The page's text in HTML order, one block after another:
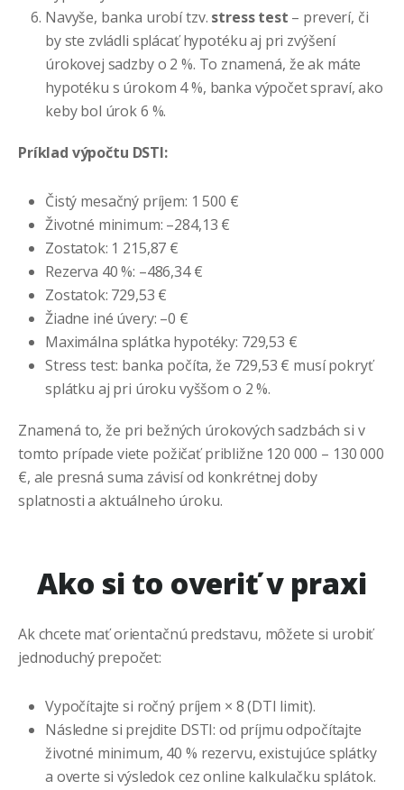
Navyše, banka urobí tzv. stress test – preverí, či
by ste zvládli splácať hypotéku aj pri zvýšení
úrokovej sadzby o 2 %. To znamená, že ak máte
hypotéku s úrokom 4 %, banka výpočet spraví, ako
keby bol úrok 6 %.
Príklad výpočtu DSTI:
Čistý mesačný príjem: 1 500 €
Životné minimum: –284,13 €
Zostatok: 1 215,87 €
Rezerva 40 %: –486,34 €
Zostatok: 729,53 €
Žiadne iné úvery: –0 €
Maximálna splátka hypotéky: 729,53 €
Stress test: banka počíta, že 729,53 € musí pokryť
splátku aj pri úroku vyššom o 2 %.
Znamená to, že pri bežných úrokových sadzbách si v
tomto prípade viete požičať približne 120 000 – 130 000
€, ale presná suma závisí od konkrétnej doby
splatnosti a aktuálneho úroku.
Ako si to overiť v praxi
Ak chcete mať orientačnú predstavu, môžete si urobiť
jednoduchý prepočet:
Vypočítajte si ročný príjem × 8 (DTI limit).
Následne si prejdite DSTI: od príjmu odpočítajte
životné minimum, 40 % rezervu, existujúce splátky
a overte si výsledok cez online kalkulačku splátok.